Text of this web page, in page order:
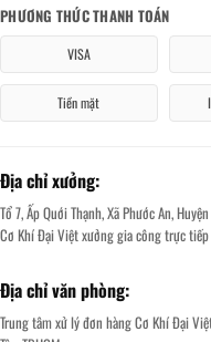
PHƯƠNG THỨC THANH TOÁN
VISA
Tiền mặt
Địa chỉ xưởng:
Tổ 7, Ấp Quới Thạnh, Xã Phước An,
Cơ Khí Đại Việt xưởng gia công trực
Địa chỉ văn phòng:
Trung tâm xử lý đơn hàng Cơ Khí Đại